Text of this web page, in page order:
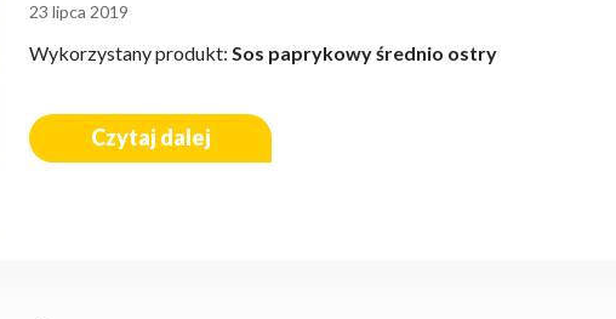
23 lipca 2019
Wykorzystany produkt:Sos paprykowy średnio ostry
Czytaj dalej